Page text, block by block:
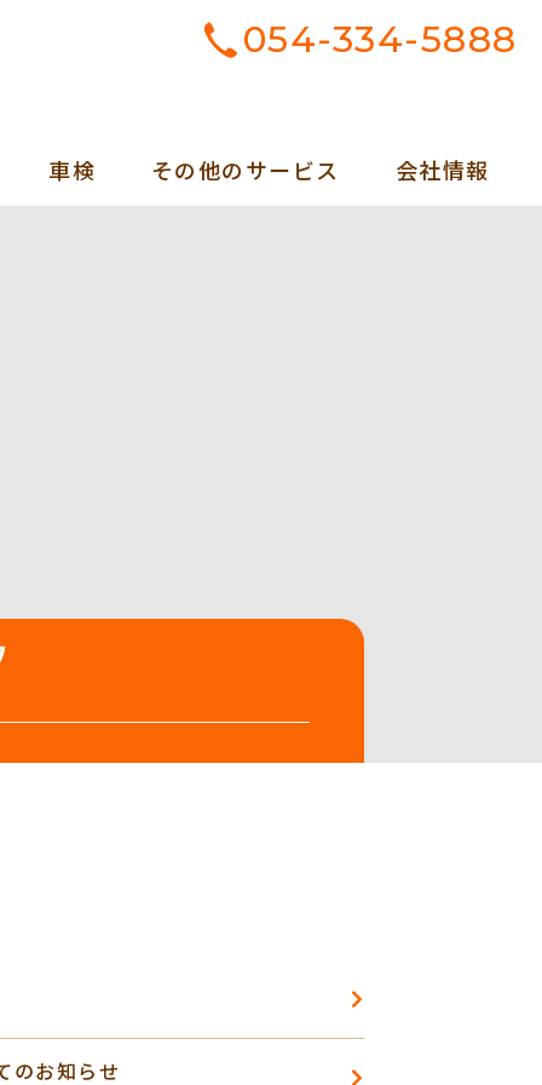
054-334-5888
車検 その他のサービス 会社情報
のお知らせ